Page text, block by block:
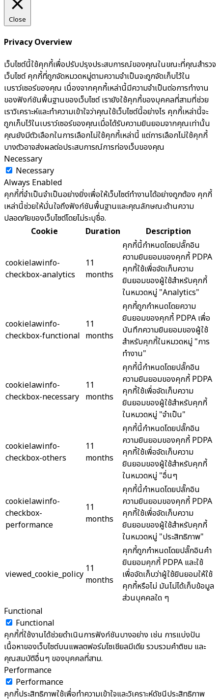
Close
Privacy Overview
เว็บไซต์นี้ใช้คุกกี้เพื่อปรับปรุงประสบการณ์ของคุณในขณะที่คุณสำรวจ
เว็บไซต์ คุกกี้ที่ถูกจัดหมวดหมู่ตามความจำเป็นจะถูกจัดเก็บไว้ใน
เบราว์เซอร์ของคุณ เนื่องจากคุกกี้เหล่านี้มีความจำเป็นต่อการทำงาน
ของฟังก์ชันพื้นฐานของเว็บไซต์ เรายังใช้คุกกี้ของบุคคลที่สามที่ช่วย
เราวิเคราะห์และทำความเข้าใจว่าคุณใช้เว็บไซต์นี้อย่างไร คุกกี้เหล่านี้จะ
ถูกเก็บไว้ในเบราว์เซอร์ของคุณเมื่อได้รับความยินยอมจากคุณเท่านั้น
คุณยังมีตัวเลือกในการเลือกไม่ใช้คุกกี้เหล่านี้ แต่การเลือกไม่ใช้คุกกี้
บางตัวอาจส่งผลต่อประสบการณ์การท่องเว็บของคุณ
Necessary
Necessary
Always Enabled
คุกกี้ที่จำเป็นจำเป็นอย่างยิ่งเพื่อให้เว็บไซต์ทำงานได้อย่างถูกต้อง คุกกี้
เหล่านี้ช่วยให้มั่นใจถึงฟังก์ชันพื้นฐานและคุณลักษณะด้านความ
ปลอดภัยของเว็บไซต์โดยไม่ระบุชื่อ.
Cookie
Duration Description
cookielawinfo-
checkbox-analytics
11
months
คุกกี้นี้กำหนดโดยปลั๊กอิน
ความยินยอมของคุกกี้ PDPA
คุกกี้ใช้เพื่อจัดเก็บความ
ยินยอมของผู้ใช้สำหรับคุกกี้
ในหมวดหมู่ "Analytics"
cookielawinfo-
checkbox-functional
11
months
คุกกี้ถูกกำหนดโดยความ
ยินยอมของคุกกี้ PDPA เพื่อ
บันทึกความยินยอมของผู้ใช้
สำหรับคุกกี้ในหมวดหมู่ "การ
ทำงาน"
cookielawinfo-
checkbox-necessary
11
months
คุกกี้นี้กำหนดโดยปลั๊กอิน
ความยินยอมของคุกกี้ PDPA
คุกกี้ใช้เพื่อจัดเก็บความ
ยินยอมของผู้ใช้สำหรับคุกกี้
ในหมวดหมู่ "จำเป็น"
cookielawinfo-
checkbox-others
11
months
คุกกี้นี้กำหนดโดยปลั๊กอิน
ความยินยอมของคุกกี้ PDPA
คุกกี้ใช้เพื่อจัดเก็บความ
ยินยอมของผู้ใช้สำหรับคุกกี้
ในหมวดหมู่ "อื่นๆ
cookielawinfo-
checkbox-
performance
11
months
คุกกี้นี้กำหนดโดยปลั๊กอิน
ความยินยอมของคุกกี้ PDPA
คุกกี้ใช้เพื่อจัดเก็บความ
ยินยอมของผู้ใช้สำหรับคุกกี้
ในหมวดหมู่ "ประสิทธิภาพ"
viewed_cookie_policy 11
months
คุกกี้ถูกกำหนดโดยปลั๊กอินคำ
ยินยอมคุกกี้ PDPA และใช้
เพื่อจัดเก็บว่าผู้ใช้ยินยอมให้ใช้
คุกกี้หรือไม่ มันไม่ได้เก็บข้อมูล
ส่วนบุคคลใด ๆ
Functional
Functional
คุกกี้ที่ใช้งานได้ช่วยดำเนินการฟังก์ชันบางอย่าง เช่น การแบ่งปัน
เนื้อหาของเว็บไซต์บนแพลตฟอร์มโซเชียลมีเดีย รวบรวมคำติชม และ
คุณสมบัติอื่นๆ ของบุคคลที่สาม.
Performance
Performance
คุกกี้ประสิทธิภาพใช้เพื่อทำความเข้าใจและวิเคราะห์ดัชนีประสิทธิภาพ